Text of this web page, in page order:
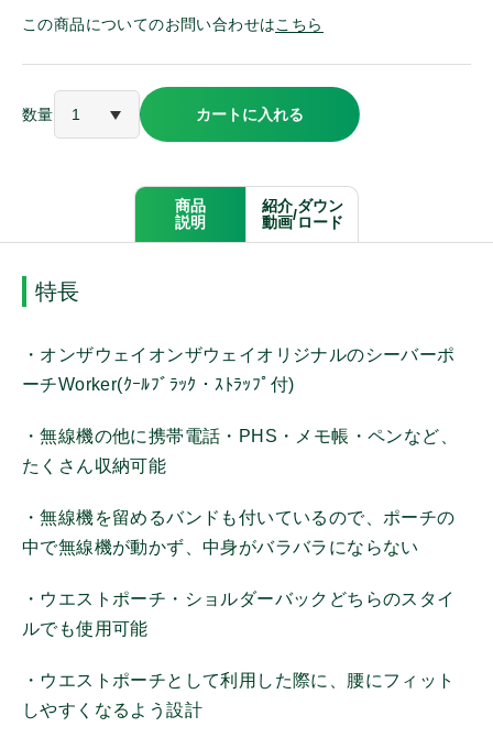
この商品についてのお問い合わせはこちら
数量 カートに入れる
商品
説明
紹介
動画/ダウン
ロード
特長
・オンザウェイオンザウェイオリジナルのシーバーポ
ーチWorker(ｸｰﾙﾌﾞﾗｯｸ・ｽﾄﾗｯﾌﾟ付)
・無線機の他に携帯電話・PHS・メモ帳・ペンなど、
たくさん収納可能
・無線機を留めるバンドも付いているので、ポーチの
中で無線機が動かず、中身がバラバラにならない
・ウエストポーチ・ショルダーバックどちらのスタイ
ルでも使用可能
・ウエストポーチとして利用した際に、腰にフィット
しやすくなるよう設計
アルインコ
ケンウッド
パナソニック
商品種別
その他機器
携帯機アンテナ
固定局/車載機アンテナ
イヤホンマイク